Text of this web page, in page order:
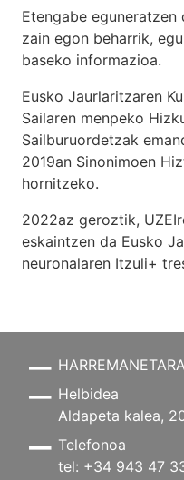
Etengabe
zain egon beharrik,
baseko informazioa.
Eusko Jaurlaritzaren
Sailaren menpeko
Sailburuordetzak
2019an Sinonimoen
hornitzeko.
2022az geroztik,
eskaintzen da Eusko
neuronalaren Itzuli+
Helbidea
Aldapeta kalea,
Telefonoa
tel: +34 943 47